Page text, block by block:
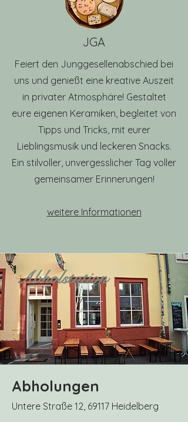
JGA
Feiert den Junggesellenabschied bei
uns und genießt eine kreative Auszeit
in privater Atmosphäre! Gestaltet
eure eigenen Keramiken, begleitet von
Tipps und Tricks, mit eurer
Lieblingsmusik und leckeren Snacks.
Ein stilvoller, unvergesslicher Tag voller
gemeinsamer Erinnerungen!
weitere Informationen
Abholstation
Abholungen
Untere Straße 12, 69117 Heidelberg